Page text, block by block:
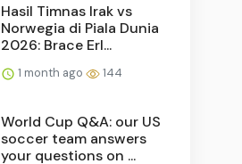
Hasil Timnas Irak vs
Norwegia di Piala Dunia
2026: Brace Erl...
1 month ago 144
World Cup Q&A: our US
soccer team answers
your questions on ...